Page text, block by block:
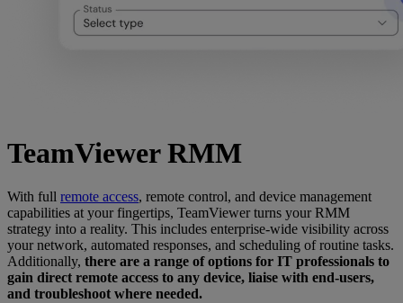
TeamViewer RMM
With full remote access, remote control, and device management
capabilities at your fingertips, TeamViewer turns your RMM
strategy into a reality. This includes enterprise-wide visibility across
your network, automated responses, and scheduling of routine tasks.
Additionally, there are a range of options for IT professionals to
gain direct remote access to any device, liaise with end-users,
and troubleshoot where needed.